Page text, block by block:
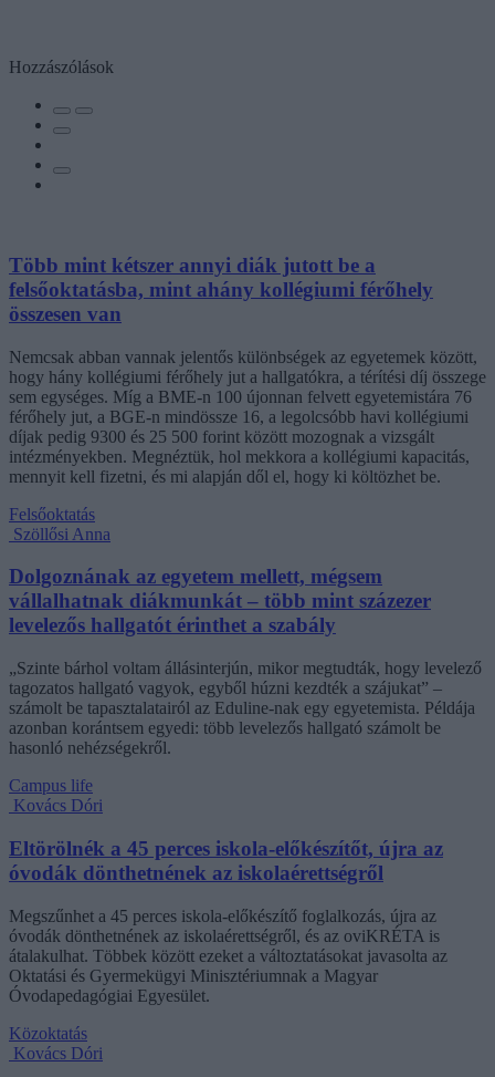
Hozzászólások
Több mint kétszer annyi diák jutott be a
felsőoktatásba, mint ahány kollégiumi férőhely
összesen van
Nemcsak abban vannak jelentős különbségek az egyetemek között,
hogy hány kollégiumi férőhely jut a hallgatókra, a térítési díj összege
sem egységes. Míg a BME-n 100 újonnan felvett egyetemistára 76
férőhely jut, a BGE-n mindössze 16, a legolcsóbb havi kollégiumi
díjak pedig 9300 és 25 500 forint között mozognak a vizsgált
intézményekben. Megnéztük, hol mekkora a kollégiumi kapacitás,
mennyit kell fizetni, és mi alapján dől el, hogy ki költözhet be.
Felsőoktatás
Szöllősi Anna
Dolgoznának az egyetem mellett, mégsem
vállalhatnak diákmunkát – több mint százezer
levelezős hallgatót érinthet a szabály
„Szinte bárhol voltam állásinterjún, mikor megtudták, hogy levelező
tagozatos hallgató vagyok, egyből húzni kezdték a szájukat” –
számolt be tapasztalatairól az Eduline-nak egy egyetemista. Példája
azonban korántsem egyedi: több levelezős hallgató számolt be
hasonló nehézségekről.
Campus life
Kovács Dóri
Eltörölnék a 45 perces iskola-előkészítőt, újra az
óvodák dönthetnének az iskolaérettségről
Megszűnhet a 45 perces iskola-előkészítő foglalkozás, újra az
óvodák dönthetnének az iskolaérettségről, és az oviKRÉTA is
átalakulhat. Többek között ezeket a változtatásokat javasolta az
Oktatási és Gyermekügyi Minisztériumnak a Magyar
Óvodapedagógiai Egyesület.
Közoktatás
Kovács Dóri